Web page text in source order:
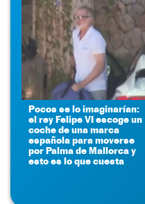
Pocos se lo imaginarían:
el rey Felipe VI escoge un
coche de una marca
española para moverse
por Palma de Mallorca y
esto es lo que cuesta